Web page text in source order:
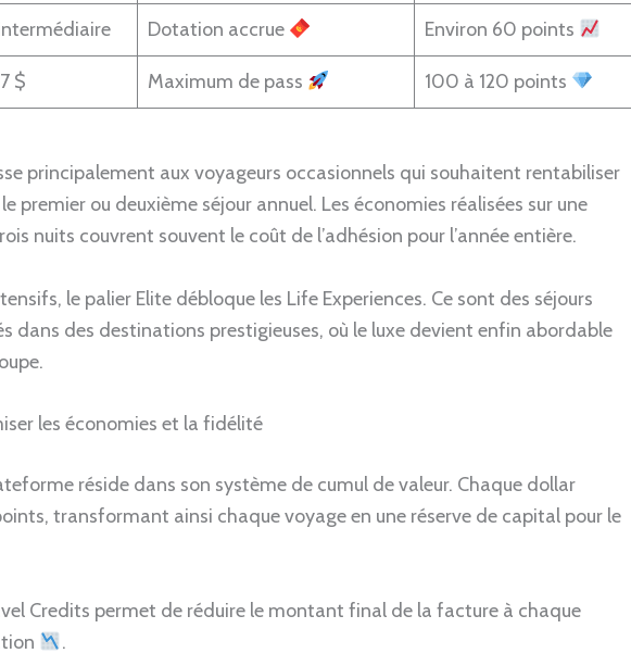
Dotation accrue Environ 60 points
$ Maximum de pass 100 à 120 points
principalement aux voyageurs occasionnels qui souhaitent rentabiliser
premier ou deuxième séjour annuel. Les économies réalisées sur une
nuits couvrent souvent le coût de l’adhésion pour l’année entière.
le palier Elite débloque les Life Experiences. Ce sont des séjours
dans des destinations prestigieuses, où le luxe devient enfin abordable
les économies et la fidélité
réside dans son système de cumul de valeur. Chaque dollar
transformant ainsi chaque voyage en une réserve de capital pour le
Credits permet de réduire le montant final de la facture à chaque
.